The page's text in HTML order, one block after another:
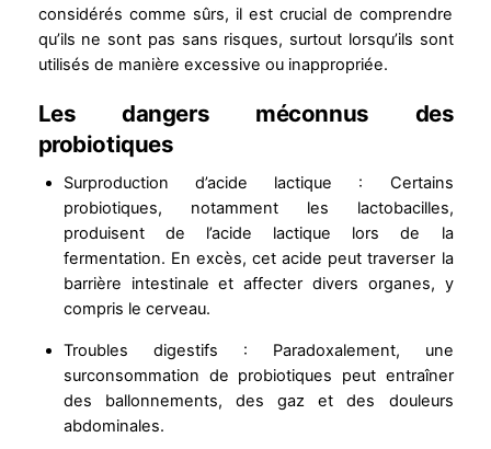
considérés comme sûrs, il est crucial de comprendre
qu’ils ne sont pas sans risques, surtout lorsqu’ils sont
utilisés de manière excessive ou inappropriée.
Les dangers méconnus des
probiotiques
Surproduction d’acide lactique : Certains
probiotiques, notamment les lactobacilles,
produisent de l’acide lactique lors de la
fermentation. En excès, cet acide peut traverser la
barrière intestinale et affecter divers organes, y
compris le cerveau.
Troubles digestifs : Paradoxalement, une
surconsommation de probiotiques peut entraîner
des ballonnements, des gaz et des douleurs
abdominales.